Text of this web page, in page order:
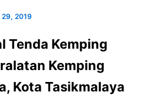
29, 2019
Tenda Kemping
Kemping
Kota Tasikmalaya